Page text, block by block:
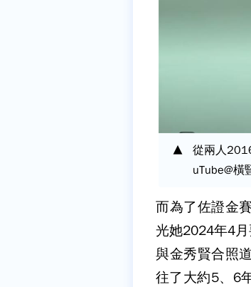
從兩人
uTube@橫
而為了佐證金
光她2024年4
與金秀賢合照
往了大約5、6